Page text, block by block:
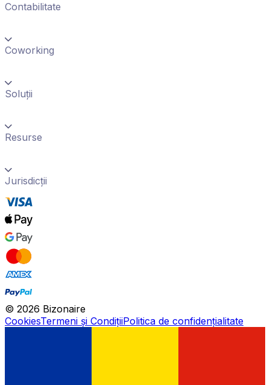
Contabilitate
Coworking
Soluții
Resurse
Jurisdicții
© 2026 Bizonaire
CookiesTermeni și CondițiiPolitica de confidențialitate